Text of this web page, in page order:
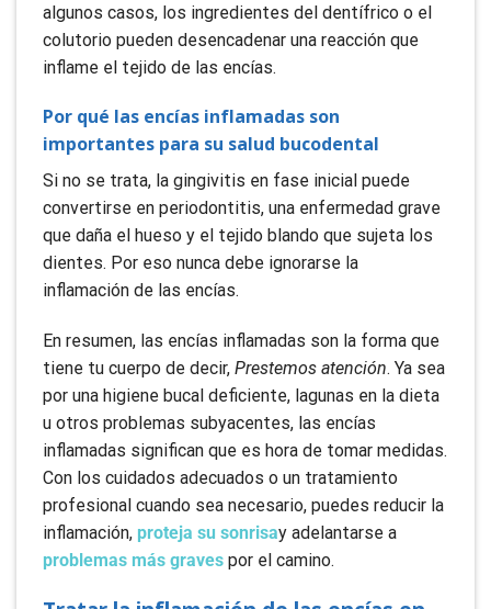
algunos casos, los ingredientes del dentífrico o el
colutorio pueden desencadenar una reacción que
inflame el tejido de las encías.
Por qué las encías inflamadas son
importantes para su salud bucodental
Si no se trata, la gingivitis en fase inicial puede
convertirse en periodontitis, una enfermedad grave
que daña el hueso y el tejido blando que sujeta los
dientes. Por eso nunca debe ignorarse la
inflamación de las encías.
En resumen, las encías inflamadas son la forma que
tiene tu cuerpo de decir, Prestemos atención. Ya sea
por una higiene bucal deficiente, lagunas en la dieta
u otros problemas subyacentes, las encías
inflamadas significan que es hora de tomar medidas.
Con los cuidados adecuados o un tratamiento
profesional cuando sea necesario, puedes reducir la
inflamación, proteja su sonrisay adelantarse a
problemas más graves por el camino.